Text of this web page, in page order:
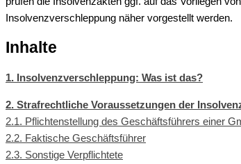
Insolvenzverschleppung näher vorgestellt werden.
Inhalte
1. Insolvenzverschleppung: Was ist das?
2. Strafrechtliche Voraussetzungen der
2.1. Pflichtenstellung des Geschäftsführers einer
2.2. Faktische Geschäftsführer
2.3. Sonstige Verpflichtete